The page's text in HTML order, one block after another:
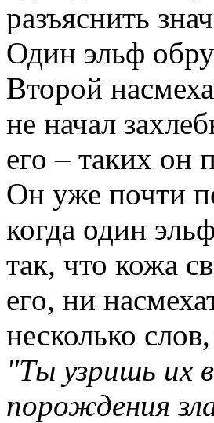
разъяснить
Один эльф
Второй
не начал
его – таких он
Он уже почти
когда один
так, что кожа
его, ни
несколько
"Ты узришь их
порождения